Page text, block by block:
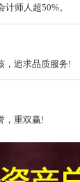
计师人超50%。
，追求品质服务!
，重双赢!